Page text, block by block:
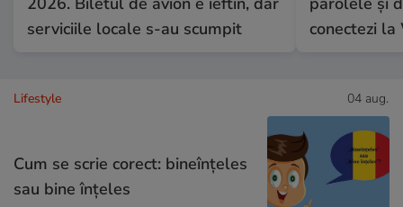
serviciile locale s-au scumpit
conectezi
Lifestyle 04 aug.
Cum se scrie corect: bineînțeles
sau bine înțeles